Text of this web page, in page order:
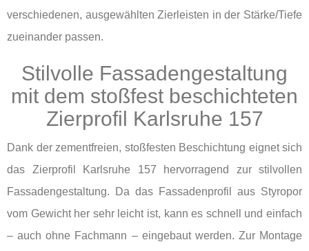
verschiedenen, ausgewählten Zierleisten in der Stärke/Tiefe
zueinander passen.
Stilvolle Fassadengestaltung
mit dem stoßfest beschichteten
Zierprofil Karlsruhe 157
Dank der zementfreien, stoßfesten Beschichtung eignet sich
das Zierprofil Karlsruhe 157 hervorragend zur stilvollen
Fassadengestaltung. Da das Fassadenprofil aus Styropor
vom Gewicht her sehr leicht ist, kann es schnell und einfach
– auch ohne Fachmann – eingebaut werden. Zur Montage